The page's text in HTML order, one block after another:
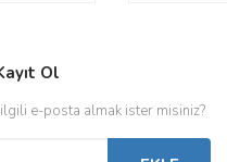
Ol
e-posta almak ister misiniz?